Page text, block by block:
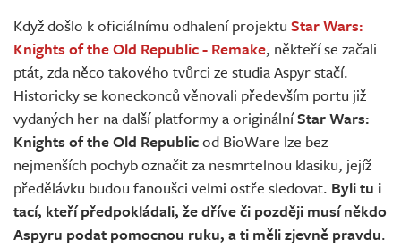
Živě
Když došlo k oficiálnímu odhalení projektu Star Wars:
Knights of the Old Republic - Remake, někteří se začali
ptát, zda něco takového tvůrci ze studia Aspyr stačí.
Historicky se koneckonců věnovali především portu již
vydaných her na další platformy a originálníStar Wars:
Knights of the Old Republicod BioWare lze bez
nejmenších pochyb označit za nesmrtelnou klasiku, jejíž
předělávku budou fanoušci velmi ostře sledovat. Byli tu i
tací, kteří předpokládali, že dříve či později musí někdo
Aspyru podat pomocnou ruku, a ti měli zjevně pravdu.